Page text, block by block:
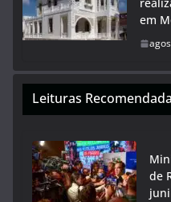
em
Leituras
de